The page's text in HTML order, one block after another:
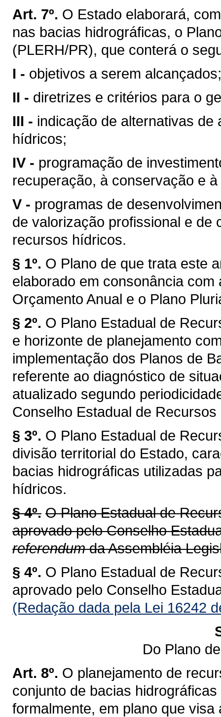
Art. 7º. O Estado elaborará,
nas bacias hidrográficas, o
(PLERH/PR), que conterá o
I - objetivos a serem alcançados;
II - diretrizes e critérios para o
III - indicação de alternativas
hídricos;
IV - programação de
recuperação, à conservação e
V - programas de
de valorização profissional e de
recursos hídricos.
§ 1º. O Plano de que trata este
elaborado em consonância
Orçamento Anual e o Plano
§ 2º. O Plano Estadual de
e horizonte de planejamento
implementação dos Planos de
referente ao diagnóstico de
atualizado segundo
Conselho Estadual de
§ 3º. O Plano Estadual de
divisão territorial do Estado,
bacias hidrográficas utilizadas
hídricos.
§ 4º. O Plano Estadual de
aprovado pelo Conselho
referendumda Assembléia
§ 4º. O Plano Estadual de
aprovado pelo Conselho
(Redação dada pela Lei 16242
Do Plano
Art. 8º. O planejamento de
conjunto de bacias
formalmente, em plano que